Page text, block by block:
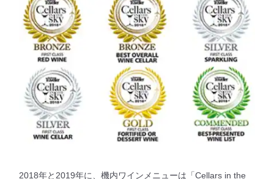
2018年と2019年に、機内ワインメニューは「Cellars in the